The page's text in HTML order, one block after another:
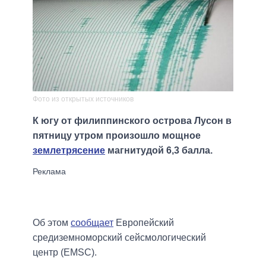
Фото из открытых источников
К югу от филиппинского острова Лусон в
пятницу утром произошло мощное
землетрясение магнитудой 6,3 балла.
Об этом сообщает Европейский
средиземноморский сейсмологический
центр (EMSC).